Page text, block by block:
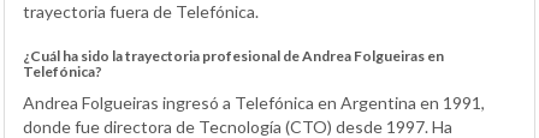
trayectoria fuera de Telefónica.
¿Cuál ha sido la trayectoria profesional de Andrea Folgueiras en
Telefónica?
Andrea Folgueiras ingresó a Telefónica en Argentina en 1991,
donde fue directora de Tecnología (CTO) desde 1997. Ha